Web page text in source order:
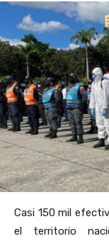
Casi 150 mil
el territorio